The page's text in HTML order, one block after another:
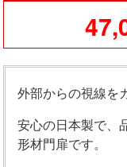
外部からの視線を
安心の日本製で、
形材門扉です。